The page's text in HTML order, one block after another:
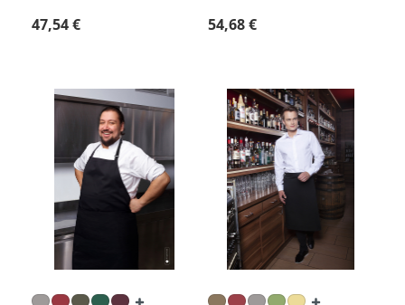
Regulärer Preis:
47,54 € Regulärer Preis:
54,68 €